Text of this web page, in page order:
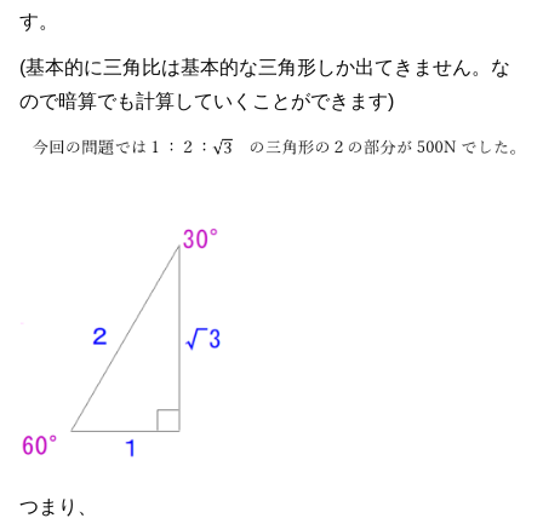
す。
(基本的に三角比は基本的な三角形しか出てきません。な
ので暗算でも計算していくことができます)
つまり、